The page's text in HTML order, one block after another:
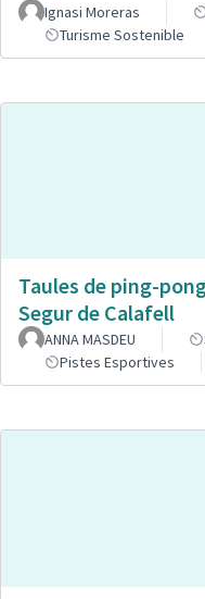
Ignasi Moreras
Turisme Sostenible
Taules de ping-
Segur de Calafell
ANNA MASDEU
Pistes Esportives